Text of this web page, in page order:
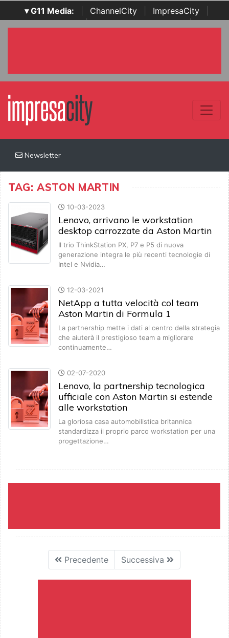
▾ G11 Media: ChannelCity ImpresaCity
SecurityOpenLab | Italian Channel Awards | Italian
Newsletter
TAG: ASTON MARTIN
10-03-2023
Lenovo, arrivano le workstation
desktop carrozzate da Aston Martin
Il trio ThinkStation PX, P7 e P5 di nuova
generazione integra le più recenti tecnologie di
Intel e Nvidia…
12-03-2021
NetApp a tutta velocità col team
Aston Martin di Formula 1
La partnership mette i dati al centro della strategia
che aiuterà il prestigioso team a migliorare
continuamente…
02-07-2020
Lenovo, la partnership tecnologica
ufficiale con Aston Martin si estende
alle workstation
La gloriosa casa automobilistica britannica
standardizza il proprio parco workstation per una
progettazione…
Precedente Successiva